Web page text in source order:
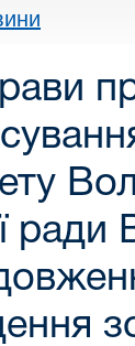
ради